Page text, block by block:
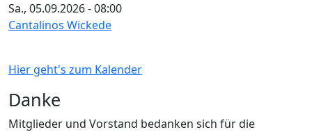
Sa., 05.09.2026 - 08:00
Cantalinos Wickede
Hier geht's zum Kalender
Danke
Mitglieder und Vorstand bedanken sich für die